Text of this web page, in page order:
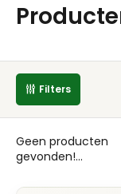
Filters
Geen producten
gevonden!...